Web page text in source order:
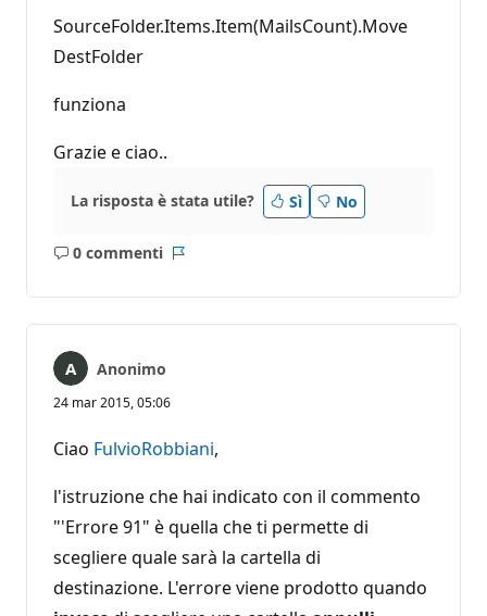
SourceFolder.Items.Item(MailsCount).Move
DestFolder
funziona
Grazie e ciao..
La risposta è stata utile? Sì No
0 commenti
Nessun
Anonimo
24 mar 2015, 05:06
Ciao FulvioRobbiani,
l'istruzione che hai indicato con il commento
"'Errore 91" è quella che ti permette di
scegliere quale sarà la cartella di
destinazione. L'errore viene prodotto quando